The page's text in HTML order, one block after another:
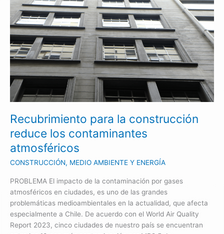
Recubrimiento para la construcción
reduce los contaminantes
atmosféricos
CONSTRUCCIÓN, MEDIO AMBIENTE Y ENERGÍA
PROBLEMA El impacto de la contaminación por gases
atmosféricos en ciudades, es uno de las grandes
problemáticas medioambientales en la actualidad, que afecta
especialmente a Chile. De acuerdo con el World Air Quality
Report 2023, cinco ciudades de nuestro país se encuentran
Recubrimiento
para
la
construcción
reduce
los
contaminantes
atmosféricos